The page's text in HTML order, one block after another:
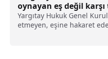
oynayan eş değil karşı
kusurlu sayıldı
Yargıtay Hukuk Genel
etmeyen, eşine hakaret